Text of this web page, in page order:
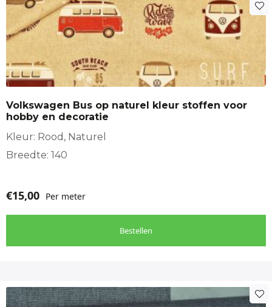
Volkswagen Bus op naturel kleur stoffen voor
hobby en decoratie
Kleur: Rood, Naturel
Breedte: 140
€15,00 Per meter
Bestellen